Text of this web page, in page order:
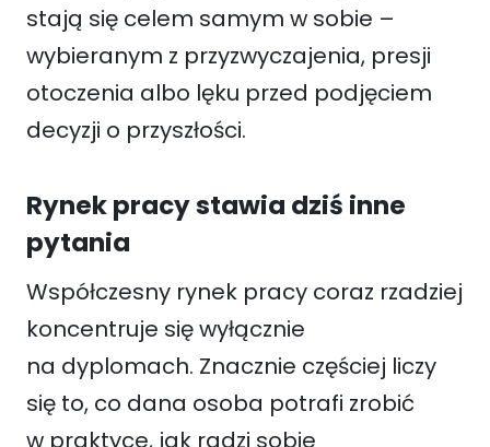
stają się celem samym w sobie –
wybieranym z przyzwyczajenia, presji
otoczenia albo lęku przed podjęciem
decyzji o przyszłości.
Rynek pracy stawia dziś inne
pytania
Współczesny rynek pracy coraz rzadziej
koncentruje się wyłącznie
na dyplomach. Znacznie częściej liczy
się to, co dana osoba potrafi zrobić
w praktyce, jak radzi sobie